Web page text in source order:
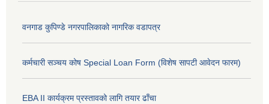
वनगाड कुपिण्डे नगरपालिकाको नागरिक वडापत्र
कर्मचारी सञ्चय कोष Special Loan Form (विशेष सापटी आवेदन फारम)
EBA II कार्यक्रम प्रस्तावको लागि तयार ढाँचा